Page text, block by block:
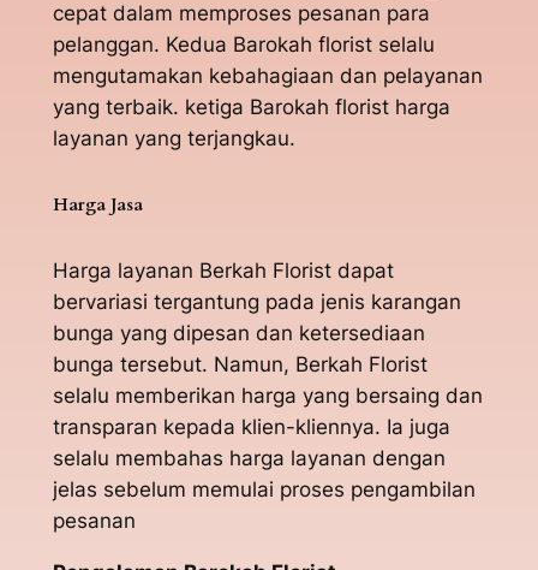
cepat dalam memproses pesanan para
pelanggan. Kedua Barokah florist selalu
mengutamakan kebahagiaan dan pelayanan
yang terbaik. ketiga Barokah florist harga
layanan yang terjangkau.
Harga Jasa
Harga layanan Berkah Florist dapat
bervariasi tergantung pada jenis karangan
bunga yang dipesan dan ketersediaan
bunga tersebut. Namun, Berkah Florist
selalu memberikan harga yang bersaing dan
transparan kepada klien-kliennya. Ia juga
selalu membahas harga layanan dengan
jelas sebelum memulai proses pengambilan
pesanan